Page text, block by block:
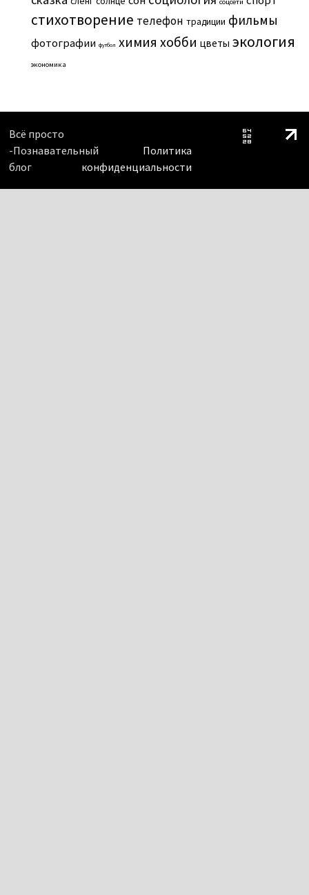
стихотворение телефон традиции фильмы
фотографии футбол химия хобби цветы экология
экономика
Всё просто
-Познавательный
блог
Политика
конфиденциальности